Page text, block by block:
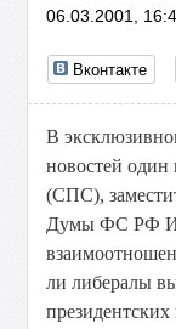
06.03.2001,
Вконтакте
В
новостей
(СПС),
Думы ФС РФ
ли либералы